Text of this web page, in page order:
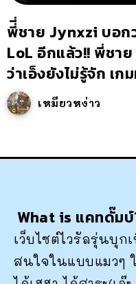
พี่ี่ชาย Jynxzi บอก
LoL อีกแล้ว!! พี่ชา
ว่าเอ็งยังไม่รู้จัก เ
เหมียวหง่าว
What is แคทดั๊มบ์
เว็บไซต์ไวรัลรุ่นบุก
สนใจในแบบแมวๆ